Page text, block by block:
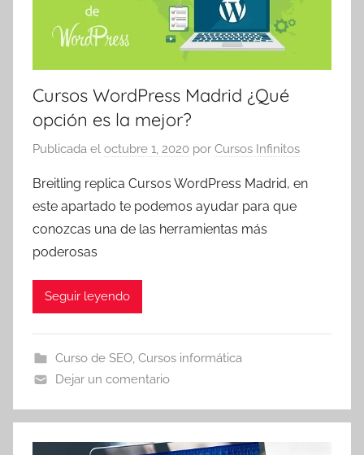
Cursos WordPress Madrid ¿Qué
opción es la mejor?
Publicada el octubre 1, 2020 por Cursos Infinitos
Breitling replica Cursos WordPress Madrid, en
este apartado te podemos ayudar para que
conozcas una de las herramientas más
poderosas
Seguir leyendo
Curso de SEO, Cursos informática
Dejar un comentario